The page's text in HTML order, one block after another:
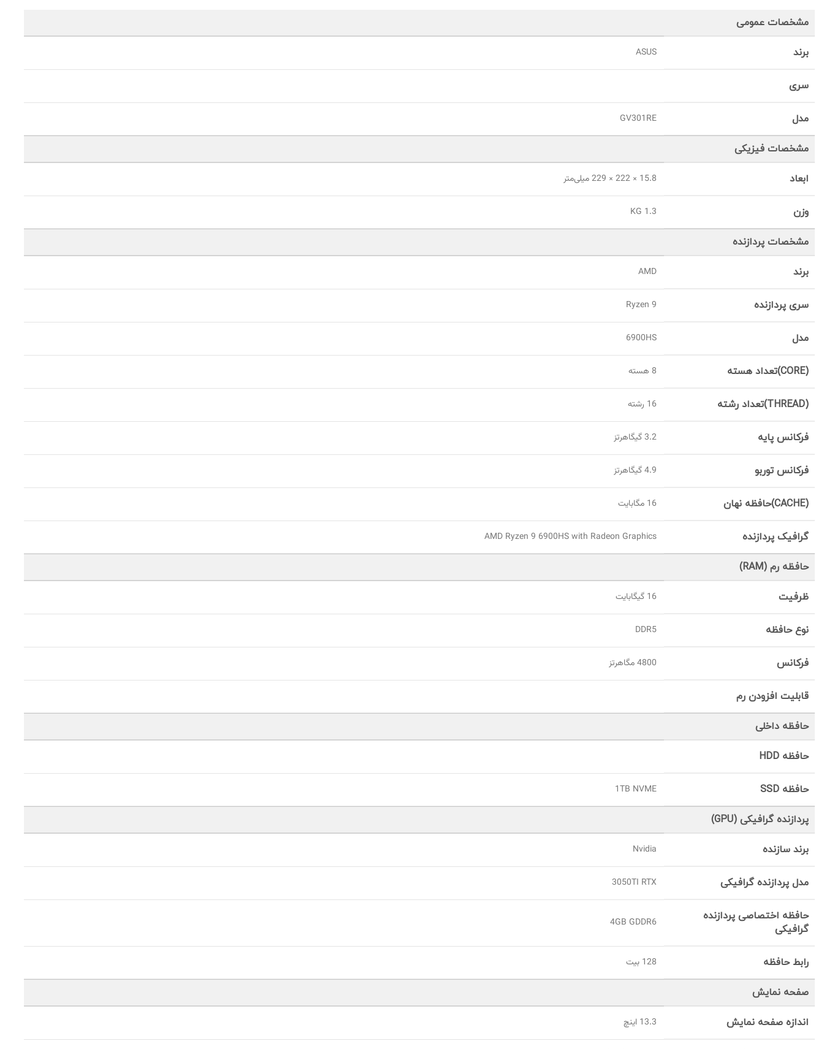
مشخصات عمومی
برند ASUS
سری
مدل GV301RE
مشخصات فیزیکی
ابعاد 15.8 × 222 × 229 میلی‌متر
وزن 1.3 KG
مشخصات پردازنده
برند AMD
سری پردازنده Ryzen 9
مدل 6900HS
(CORE)تعداد هسته 8 هسته
(THREAD)تعداد رشته 16 رشته
فرکانس پایه 3.2 گیگاهرتز
فرکانس توربو 4.9 گیگاهرتز
(CACHE)حافظه نهان 16 مگابایت
گرافیک پردازنده AMD Ryzen 9 6900HS with Radeon Graphics
حافظه رم (RAM)
ظرفیت 16 گيگابايت
نوع حافظه DDR5
فرکانس 4800 مگاهرتز
قابلیت افزودن رم
حافظه داخلی
حافظه HDD
حافظه SSD 1TB NVME
پردازنده گرافیکی (GPU)
برند سازنده Nvidia
مدل پردازنده گرافیکی 3050TI RTX
حافظه اختصاصی پردازنده
گرافیکی
4GB GDDR6
رابط حافظه 128 بیت
صفحه نمایش
اندازه صفحه نمایش 13.3 اینچ